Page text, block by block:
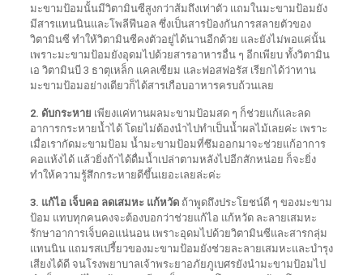
มะขามป้อมนั้นมีวิตามินซีสูงกว่าส้มถึงเท่าตัว แถมในมะขามป้อมยัง
มีสารแทนนินและโพลีฟีนอล ซึ่งเป็นสารป้องกันการสลายตัวของ
วิตามินซี ทำให้วิตามินซีคงตัวอยู่ได้นานอีกด้วย และยังไม่พอแค่นั้น
เพราะมะขามป้อมยังอุดมไปด้วยสารอาหารอื่น ๆ อีกเพียบ ทั้งวิตามิน
เอ วิตามินบี 3 ธาตุเหล็ก แคลเซียม และฟอสฟอรัส เรียกได้ว่าทาน
มะขามป้อมอย่างเดียวก็ได้สารเกือบอาหารครบถ้วนเลย
2. ดับกระหาย เพียงแค่ทานผลมะขามป้อมสด ๆ ก็ช่วยแก้และลด
อาการกระหายน้ำได้ โดยไม่ต้องนำไปทำเป็นน้ำผลไม้เลยค่ะ เพราะ
เมื่อเรากัดมะขามป้อม น้ำมะขามป้อมที่ซึมออกมาจะช่วยแก้อาการ
คอแห้งได้ แล้วยิ่งถ้าได้ดื่มน้ำเปล่าตามหลังไปอีกสักหน่อย ก็จะยิ่ง
ทำให้ความรู้สึกกระหายดีขึ้นเยอะเลยล่ะค่ะ
3. แก้ไอ เจ็บคอ ลดเสมหะ แก้หวัด ถ้าพูดถึงประโยชน์ดี ๆ ของมะขาม
ป้อม แทบทุกคนคงจะต้องบอกว่าช่วยแก้ไอ แก้หวัด ละลายเสมหะ
รักษาอาการเจ็บคอแน่นอน เพราะอุดมไปด้วยวิตามินซีและสารกลุ่ม
แทนนิน แถมรสเปรี้ยวของมะขามป้อมยังช่วยละลายเสมหะและบำรุง
เสียงได้ดี จนโรงพยาบาลเจ้าพระยาอภัยภูเบศรยังนำมะขามป้อมไป